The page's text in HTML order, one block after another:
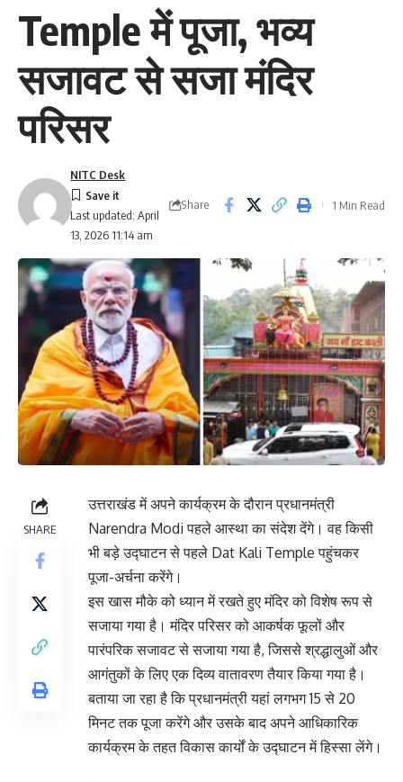
Temple में पूजा, भव्य
सजावट से सजा मंदिर
परिसर
Last updated: April
13, 2026 11:14 am
NITC Desk
Share 1 Min Read
SHARE
उत्तराखंड में अपने कार्यक्रम के दौरान प्रधानमंत्री
Narendra Modi पहले आस्था का संदेश देंगे। वह किसी
भी बड़े उद्घाटन से पहले Dat Kali Temple पहुंचकर
पूजा-अर्चना करेंगे।
इस खास मौके को ध्यान में रखते हुए मंदिर को विशेष रूप से
सजाया गया है। मंदिर परिसर को आकर्षक फूलों और
पारंपरिक सजावट से सजाया गया है, जिससे श्रद्धालुओं और
आगंतुकों के लिए एक दिव्य वातावरण तैयार किया गया है।
बताया जा रहा है कि प्रधानमंत्री यहां लगभग 15 से 20
मिनट तक पूजा करेंगे और उसके बाद अपने आधिकारिक
कार्यक्रम के तहत विकास कार्यों के उद्घाटन में हिस्सा लेंगे।